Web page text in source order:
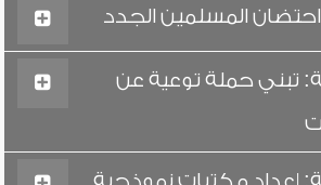
احتضان المسلمين الجدد
تبني حملة توعية عن